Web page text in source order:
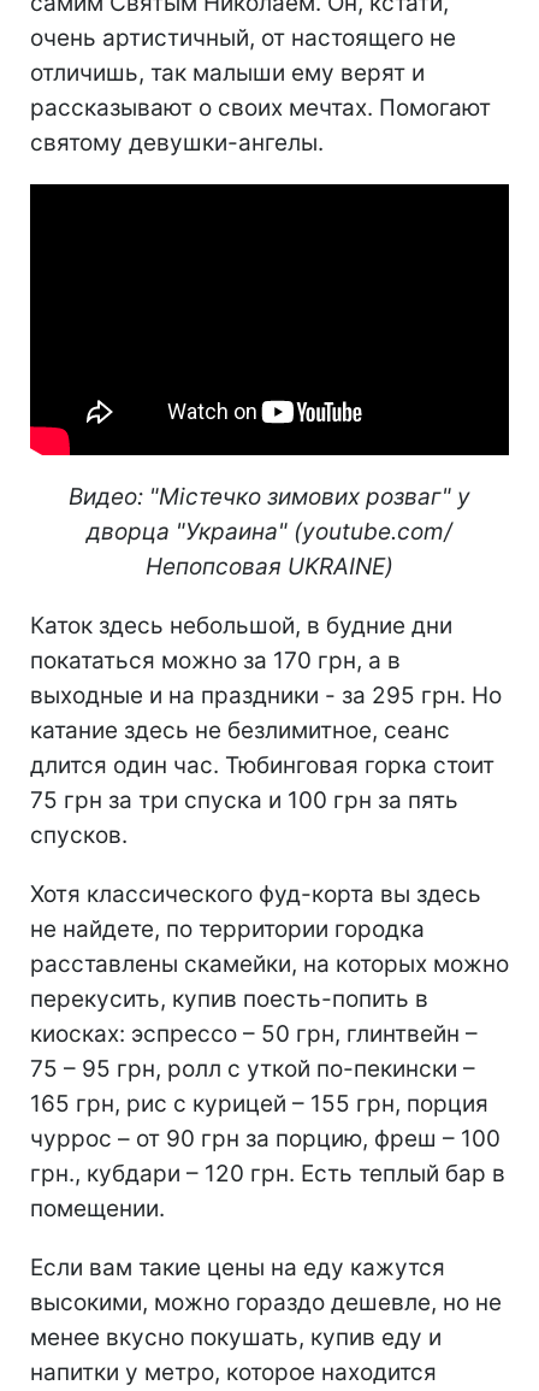
очень артистичный, от настоящего не
отличишь, так малыши ему верят и
рассказывают о своих мечтах. Помогают
святому девушки-ангелы.
Видео: "Містечко зимових розваг" у
дворца "Украина" (youtube.com/
Непопсовая UKRAINE)
Каток здесь небольшой, в будние дни
покататься можно за 170 грн, а в
выходные и на праздники - за 295 грн. Но
катание здесь не безлимитное, сеанс
длится один час. Тюбинговая горка стоит
75 грн за три спуска и 100 грн за пять
спусков.
Хотя классического фуд-корта вы здесь
не найдете, по территории городка
расставлены скамейки, на которых можно
перекусить, купив поесть-попить в
киосках: эспрессо – 50 грн, глинтвейн –
75 – 95 грн, ролл с уткой по-пекински –
165 грн, рис с курицей – 155 грн, порция
чуррос – от 90 грн за порцию, фреш – 100
грн., кубдари – 120 грн. Есть теплый бар в
помещении.
Если вам такие цены на еду кажутся
высокими, можно гораздо дешевле, но не
менее вкусно покушать, купив еду и
напитки у метро, которое находится